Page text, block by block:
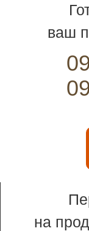
ваш
на